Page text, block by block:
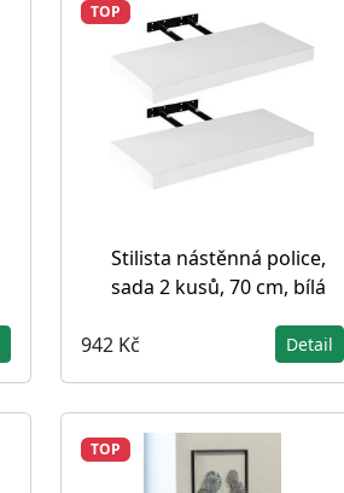
TOP
Stilista nástěnná police,
sada 2 kusů, 70 cm, bílá
942 Kč Detail
TOP